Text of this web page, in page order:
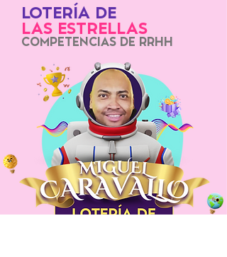
LOTERÍA DE
LAS ESTRELLAS
COMPETENCIAS DE RRHH